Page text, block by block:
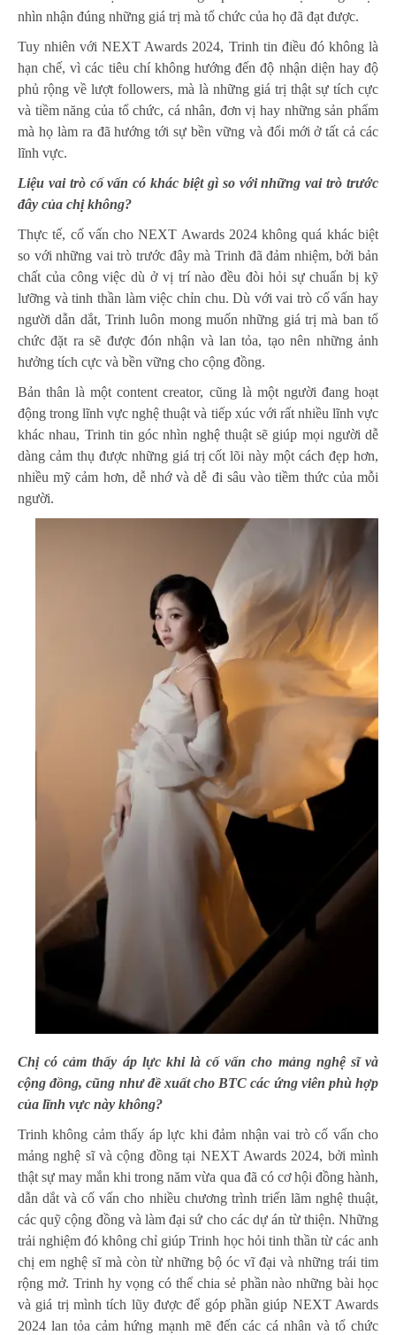
nhìn nhận đúng những giá trị mà tổ chức của họ đã đạt được.
Tuy nhiên với NEXT Awards 2024, Trinh tin điều đó không là
hạn chế, vì các tiêu chí không hướng đến độ nhận diện hay độ
phủ rộng về lượt followers, mà là những giá trị thật sự tích cực
và tiềm năng của tổ chức, cá nhân, đơn vị hay những sản phẩm
mà họ làm ra đã hướng tới sự bền vững và đổi mới ở tất cả các
lĩnh vực.
Liệu vai trò cố vấn có khác biệt gì so với những vai trò trước
đây của chị không?
Thực tế, cố vấn cho NEXT Awards 2024 không quá khác biệt
so với những vai trò trước đây mà Trinh đã đảm nhiệm, bởi bản
chất của công việc dù ở vị trí nào đều đòi hỏi sự chuẩn bị kỹ
lưỡng và tinh thần làm việc chỉn chu. Dù với vai trò cố vấn hay
người dẫn dắt, Trinh luôn mong muốn những giá trị mà ban tổ
chức đặt ra sẽ được đón nhận và lan tỏa, tạo nên những ảnh
hưởng tích cực và bền vững cho cộng đồng.
Bản thân là một content creator, cũng là một người đang hoạt
động trong lĩnh vực nghệ thuật và tiếp xúc với rất nhiều lĩnh vực
khác nhau, Trinh tin góc nhìn nghệ thuật sẽ giúp mọi người dễ
dàng cảm thụ được những giá trị cốt lõi này một cách đẹp hơn,
nhiều mỹ cảm hơn, dễ nhớ và dễ đi sâu vào tiềm thức của mỗi
người.
Chị có cảm thấy áp lực khi là cố vấn cho mảng nghệ sĩ và
cộng đồng, cũng như đề xuất cho BTC các ứng viên phù hợp
của lĩnh vực này không?
Trinh không cảm thấy áp lực khi đảm nhận vai trò cố vấn cho
mảng nghệ sĩ và cộng đồng tại NEXT Awards 2024, bởi mình
thật sự may mắn khi trong năm vừa qua đã có cơ hội đồng hành,
dẫn dắt và cố vấn cho nhiều chương trình triển lãm nghệ thuật,
các quỹ cộng đồng và làm đại sứ cho các dự án từ thiện. Những
trải nghiệm đó không chỉ giúp Trinh học hỏi tinh thần từ các anh
chị em nghệ sĩ mà còn từ những bộ óc vĩ đại và những trái tim
rộng mở. Trinh hy vọng có thể chia sẻ phần nào những bài học
và giá trị mình tích lũy được để góp phần giúp NEXT Awards
2024 lan tỏa cảm hứng mạnh mẽ đến các cá nhân và tổ chức